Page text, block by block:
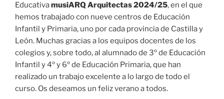
EducativamusiARQ Arquitectas 2024/25, en el que
hemos trabajado con nueve centros de Educación
Infantil y Primaria, uno por cada provincia de Castilla y
León. Muchas gracias a los equipos docentes de los
colegios y, sobre todo, al alumnado de 3º de Educación
Infantil y 4º y 6º de Educación Primaria, que han
realizado un trabajo excelente a lo largo de todo el
curso. Os deseamos un feliz verano a todos.